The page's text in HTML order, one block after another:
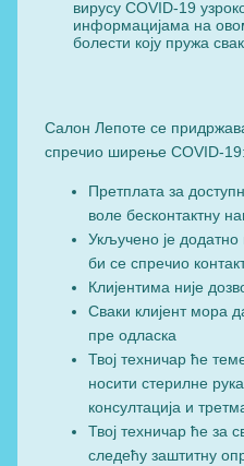
вирусу COVID-19
информацијама на
болести коју пружа
Салон Лепоте се
спречио ширење COVID-19:
Претплата за
воле бесконтактну
Укључено је
би се спречио
Клијентима није
Сваки клијент мора
пре одласка
Твој техничар ће
носити стерилне
консултација и
Твој техничар ће за
следећу заштитну